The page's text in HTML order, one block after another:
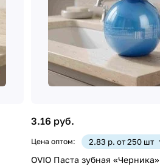
3.16 руб.
Цена оптом: 2.83 р. от 250 шт
OVIO Паста зубная «Черника» (PD0030) с